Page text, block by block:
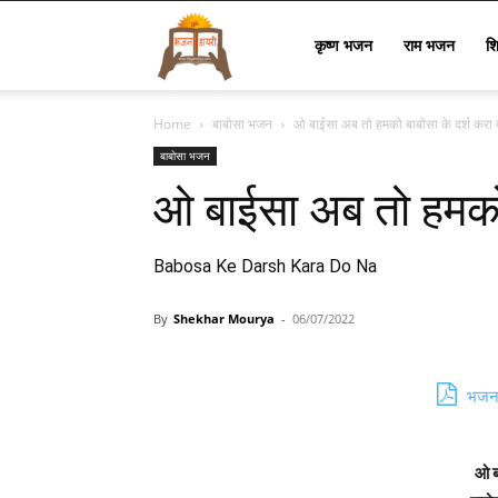
Lyrics
कृष्ण भजन राम भजन
Home बाबोसा भजन ओ बाईसा अब तो हमको बाबोसा के दर्श करा
बाबोसा भजन
ओ बाईसा अब तो
Babosa Ke Darsh Kara Do Na
By Shekhar Mourya - 06/07/2022
भजन
ओ